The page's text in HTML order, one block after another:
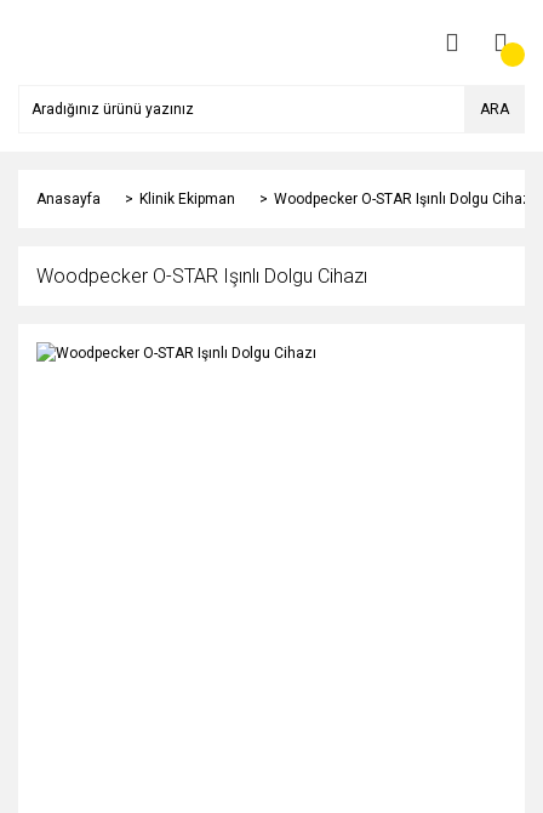
ARA
Anasayfa Klinik Ekipman Woodpecker O-STAR Işınlı Dolgu Cihazı
Woodpecker O-STAR Işınlı Dolgu Cihazı